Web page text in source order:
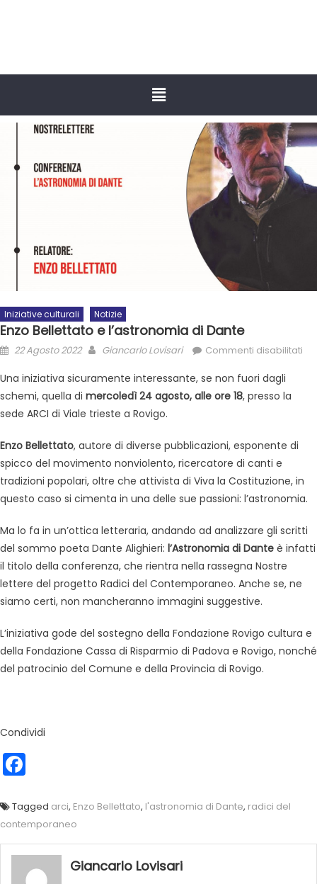
Iniziative culturali Notizie
Enzo Bellettato e l’astronomia di Dante
22 Agosto 2022 Giancarlo Lovisari Commenti disabilitati
Una iniziativa sicuramente interessante, se non fuori dagli
schemi, quella di mercoledì 24 agosto, alle ore 18, presso la
sede ARCI di Viale trieste a Rovigo.
Enzo Bellettato, autore di diverse pubblicazioni, esponente di
spicco del movimento nonviolento, ricercatore di canti e
tradizioni popolari, oltre che attivista di Viva la Costituzione, in
questo caso si cimenta in una delle sue passioni: l’astronomia.
Ma lo fa in un’ottica letteraria, andando ad analizzare gli scritti
del sommo poeta Dante Alighieri: l’Astronomia di Dante è infatti
il titolo della conferenza, che rientra nella rassegna Nostre
lettere del progetto Radici del Contemporaneo. Anche se, ne
siamo certi, non mancheranno immagini suggestive.
L’iniziativa gode del sostegno della Fondazione Rovigo cultura e
della Fondazione Cassa di Risparmio di Padova e Rovigo, nonché
del patrocinio del Comune e della Provincia di Rovigo.
Condividi
Tagged arci, Enzo Bellettato, l'astronomia di Dante, radici del
contemporaneo
Giancarlo Lovisari